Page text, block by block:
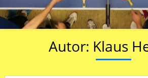
Autor: Klaus